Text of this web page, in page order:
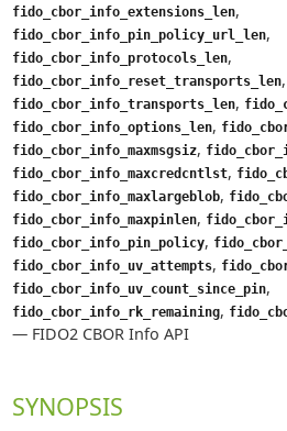
fido_cbor_info_extensions_len,
fido_cbor_info_pin_policy_url_len,
fido_cbor_info_protocols_len,
fido_cbor_info_reset_transports_len,
fido_cbor_info_transports_len,
fido_cbor_info_options_len,
fido_cbor_info_maxmsgsiz,
fido_cbor_info_maxcredcntlst,
fido_cbor_info_maxlargeblob,
fido_cbor_info_maxpinlen,
fido_cbor_info_pin_policy,
fido_cbor_info_uv_attempts,
fido_cbor_info_uv_count_since_pin,
fido_cbor_info_rk_remaining,
— FIDO2 CBOR Info API
SYNOPSIS